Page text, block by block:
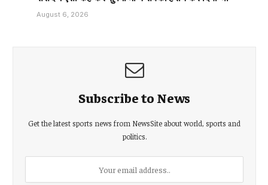
August 6, 2026
Subscribe to News
Get the latest sports news from NewsSite about world, sports and
politics.